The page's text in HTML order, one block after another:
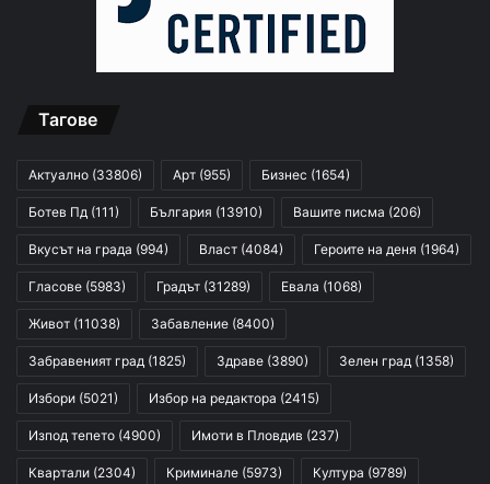
Тагове
Актуално (33806) Арт (955) Бизнес (1654)
Ботев Пд (111) България (13910) Вашите писма (206)
Вкусът на града (994) Власт (4084) Героите на деня (1964)
Гласове (5983) Градът (31289) Евала (1068)
Живот (11038) Забавление (8400)
Забравеният град (1825) Здраве (3890) Зелен град (1358)
Избори (5021) Избор на редактора (2415)
Изпод тепето (4900) Имоти в Пловдив (237)
Квартали (2304) Криминале (5973) Култура (9789)